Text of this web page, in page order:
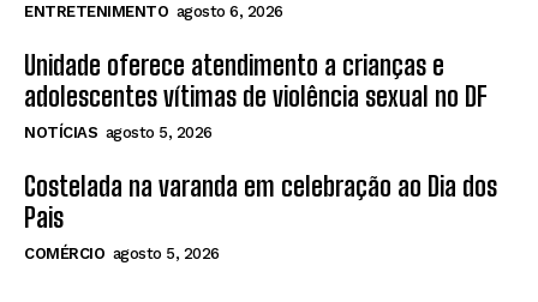
ENTRETENIMENTO agosto 6, 2026
Unidade oferece atendimento a crianças e
adolescentes vítimas de violência sexual no DF
NOTÍCIAS agosto 5, 2026
Costelada na varanda em celebração ao Dia dos
Pais
COMÉRCIO agosto 5, 2026